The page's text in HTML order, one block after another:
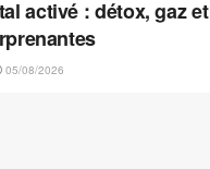
activé : détox, gaz et
05/08/2026